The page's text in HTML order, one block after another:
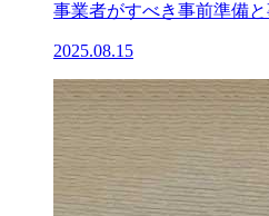
事業者がすべき事前準備
2025.08.15